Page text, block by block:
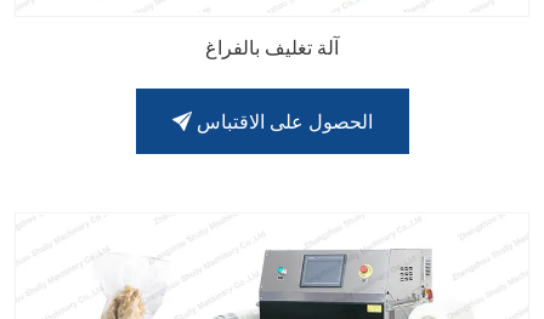
آلة تغليف بالفراغ
الحصول على الاقتباس